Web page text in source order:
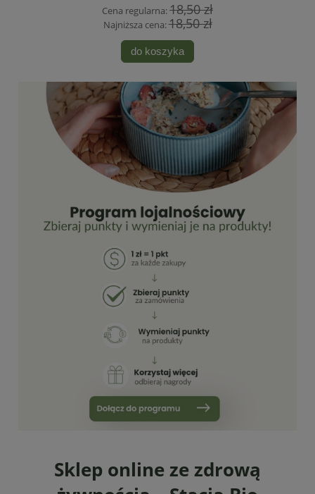
Cena regularna:18,50 zł
Najniższa cena:18,50 zł
do koszyka
Sklep online ze zdrową